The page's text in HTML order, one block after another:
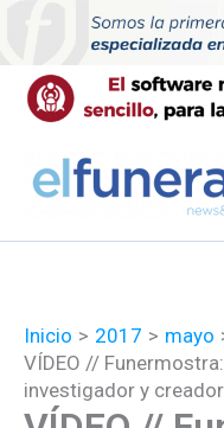
contenido
Inicio 2017 mayo
VÍDEO //
investigador y